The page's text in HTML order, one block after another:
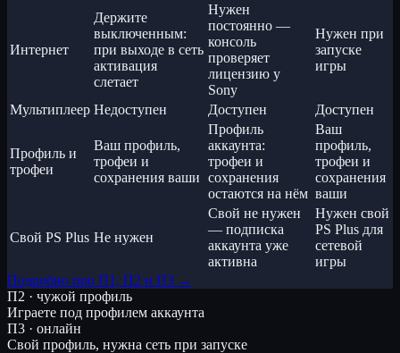
Интернет
Держите
выключенным:
при выходе в сеть
активация
слетает
Нужен
постоянно —
консоль
проверяет
лицензию у
Sony
Нужен при
запуске
игры
Мультиплеер Недоступен Доступен Доступен
Профиль и
трофеи
Ваш профиль,
трофеи и
сохранения ваши
Профиль
аккаунта:
трофеи и
сохранения
остаются на нём
Ваш
профиль,
трофеи и
сохранения
ваши
Свой PS Plus Не нужен
Свой не нужен
— подписка
аккаунта уже
активна
Нужен свой
PS Plus для
сетевой
игры
Подробно про П1, П2 и П3 →
П2 · чужой профиль
Играете под профилем аккаунта
П3 · онлайн
Свой профиль, нужна сеть при запуске